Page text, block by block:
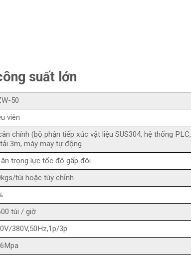
suất lớn
50
viên
chính (bộ phận tiếp xúc vật liệu SUS304, hệ thống PLC,
3m, máy may tự động
trọng lực tốc độ gấp đôi
túi hoặc tùy chỉnh
túi / giờ
380V,50Hz,1p/3p